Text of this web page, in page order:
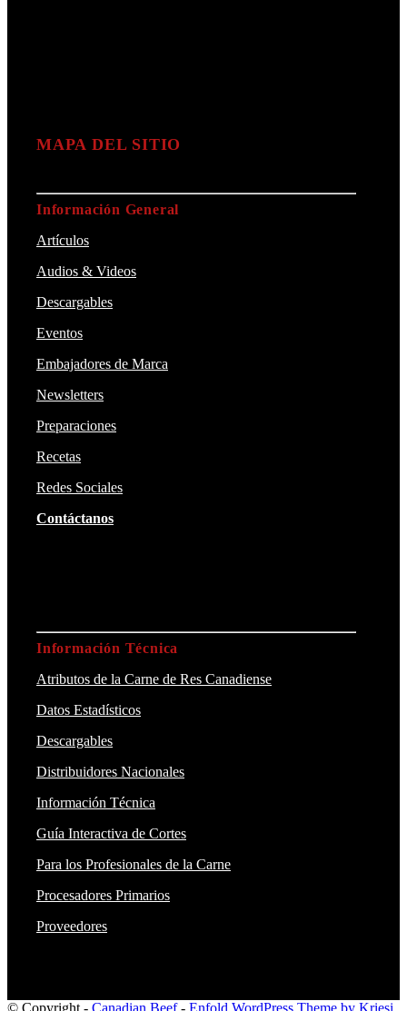
MAPA DEL SITIO
Información General
Artículos
Audios & Videos
Descargables
Eventos
Embajadores de Marca
Newsletters
Preparaciones
Recetas
Redes Sociales
Contáctanos
Información Técnica
Atributos de la Carne de Res Canadiense
Datos Estadísticos
Descargables
Distribuidores Nacionales
Información Técnica
Guía Interactiva de Cortes
Para los Profesionales de la Carne
Procesadores Primarios
Proveedores